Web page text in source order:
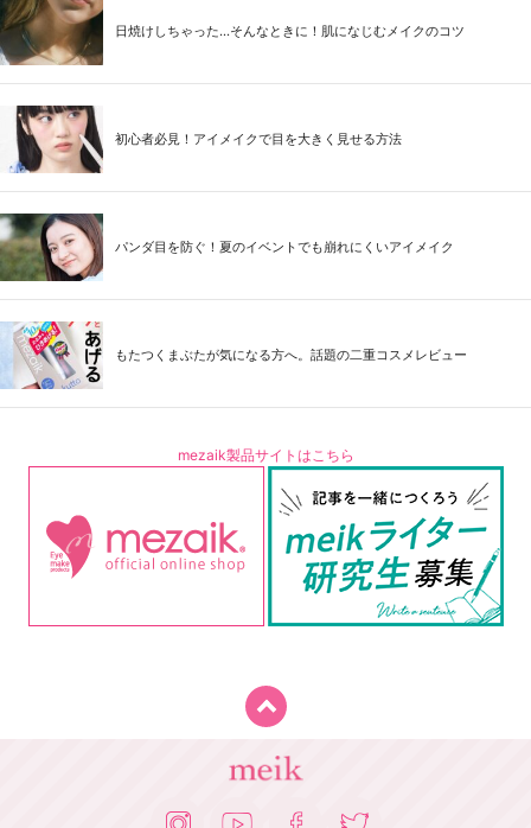
日焼けしちゃった...そんなときに！肌になじむメイクのコツ
初心者必見！アイメイクで目を大きく見せる方法
パンダ目を防ぐ！夏のイベントでも崩れにくいアイメイク
もたつくまぶたが気になる方へ。話題の二重コスメレビュー
mezaik製品サイトはこちら